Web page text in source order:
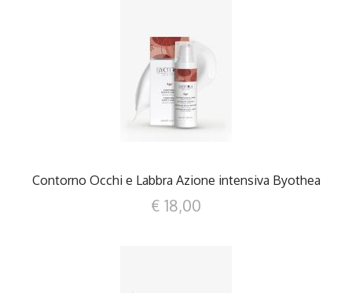
DETTAGLI
Contorno Occhi e Labbra Azione intensiva Byothea
€ 18,00